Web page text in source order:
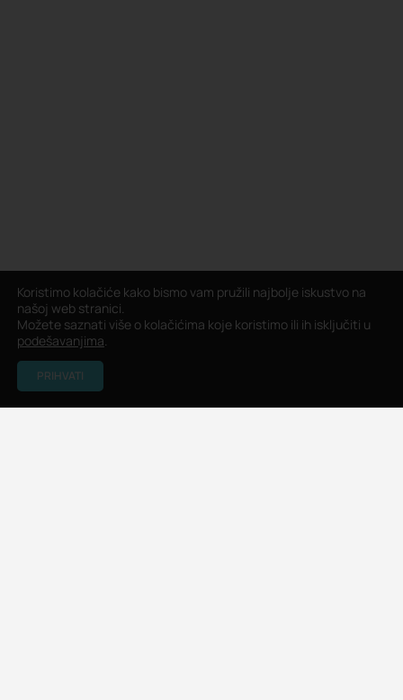
Koristimo kolačiće kako bismo vam pružili najbolje iskustvo na
našoj web stranici.
Možete saznati više o kolačićima koje koristimo ili ih isključiti u
podešavanjima.
PRIHVATI